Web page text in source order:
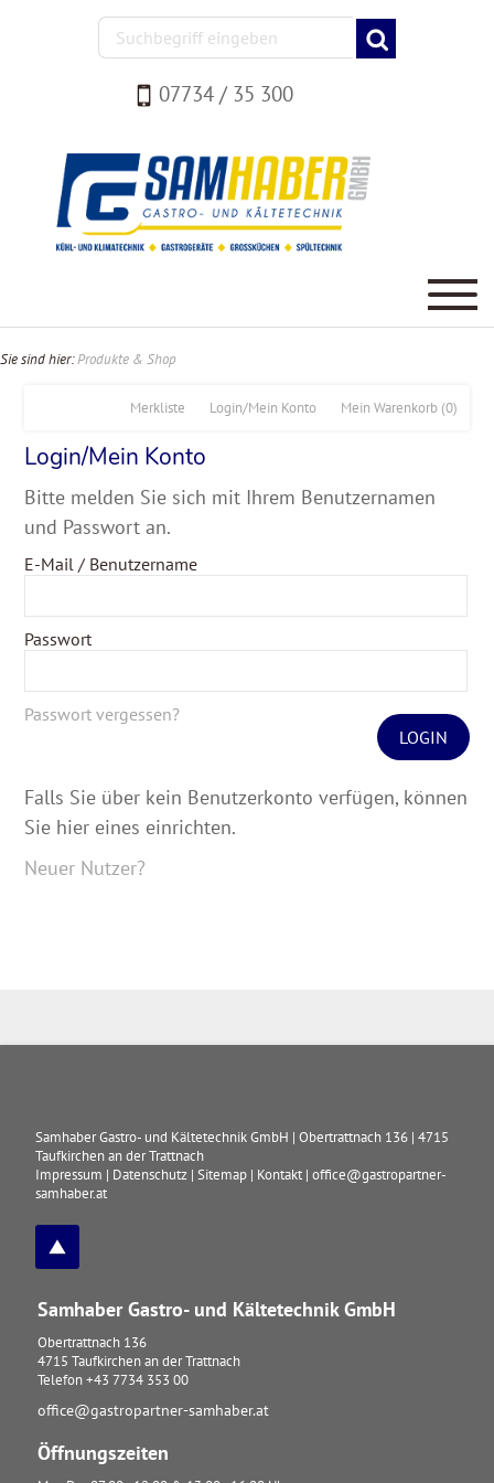
07734 / 35 300
Sie sind hier:Produkte & Shop
Mein Warenkorb (0)
Login/Mein Konto
Merkliste
Login/Mein Konto
Bitte melden Sie sich mit Ihrem Benutzernamen
und Passwort an.
E-Mail / Benutzername
Passwort
LOGIN
Passwort vergessen?
Falls Sie über kein Benutzerkonto verfügen, können
Sie hier eines einrichten.
Neuer Nutzer?
Samhaber Gastro- und Kältetechnik GmbH |Obertrattnach 136 |4715
Taufkirchen an der Trattnach
Impressum | Datenschutz |Sitemap | Kontakt |office@gastropartner-
samhaber.at
Samhaber Gastro- und Kältetechnik GmbH
Obertrattnach 136
4715 Taufkirchen an der Trattnach
Telefon +43 7734 353 00
office@gastropartner-samhaber.at
Öffnungszeiten